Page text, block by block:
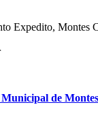
Expedito, Montes
de